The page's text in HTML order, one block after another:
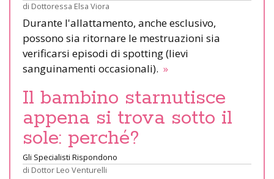
di Dottoressa Elsa Viora
Durante l'allattamento, anche esclusivo,
possono sia ritornare le mestruazioni sia
verificarsi episodi di spotting (lievi
sanguinamenti occasionali). »
Il bambino starnutisce
appena si trova sotto il
sole: perché?
Gli Specialisti Rispondono
di Dottor Leo Venturelli